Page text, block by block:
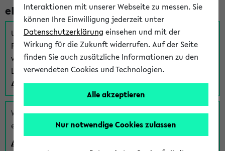
eKVV für Studierende
Um sich einen Stundenplan zu erstellen und alle weiteren
Funktionen des eKVVs für Studierende zu nutzen,
verwenden Sie diesen Link zur Anmeldung über Ihr Uni
Login:
Anmeldung zum eKVV der Studierenden
Wenn Sie (noch) kein Uni Login haben, können Sie das
eKVV auch über einen Gastzugang verwenden:
Anmeldung über einen vorhandenen Gastzugang
Interaktionen mit unserer Webseite zu messen. Sie
können Ihre Einwilligung jederzeit unter
Datenschutzerklärung einsehen und mit der
Wirkung für die Zukunft widerrufen. Auf der Seite
finden Sie auch zusätzliche Informationen zu den
verwendeten Cookies und Technologien.
Alle akzeptieren
Nur notwendige Cookies zulassen